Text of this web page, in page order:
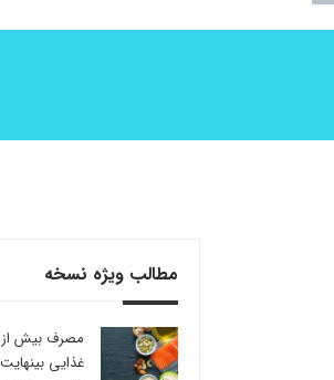
مطالب ویژه نسخه
غذایی